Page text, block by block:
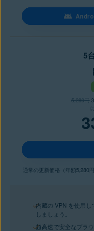
内蔵の VPN を使用
しましょう。
超高速で安全なブラ
5
5,280円
通常の更新価格（年額5,280